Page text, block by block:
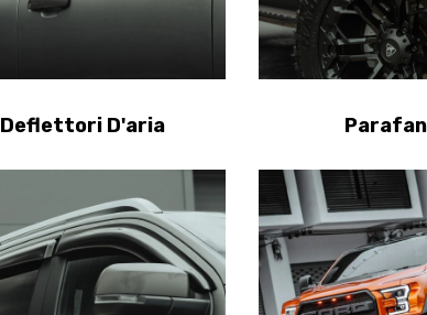
Deflettori D'aria